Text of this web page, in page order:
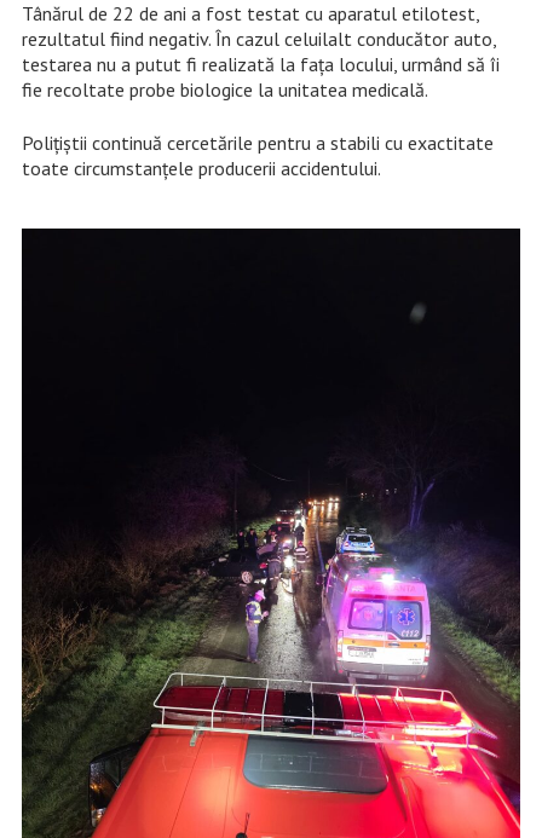
Tânărul de 22 de ani a fost testat cu aparatul etilotest,
rezultatul fiind negativ. În cazul celuilalt conducător auto,
testarea nu a putut fi realizată la fața locului, urmând să îi
fie recoltate probe biologice la unitatea medicală.
Polițiștii continuă cercetările pentru a stabili cu exactitate
toate circumstanțele producerii accidentului.